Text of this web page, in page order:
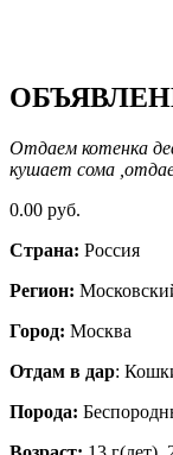
Отдаем котенка
кушает сома
0.00 руб.
Страна: Россия
Регион:
Город: Москва
Отдам в дар:
Порода: